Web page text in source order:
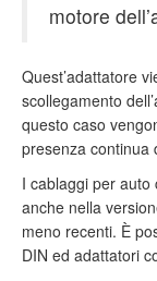
motore
Quest’adattatore
scollegamento
questo caso
presenza continua
I cablaggi per auto
anche nella
meno recenti. È
DIN ed adattatori